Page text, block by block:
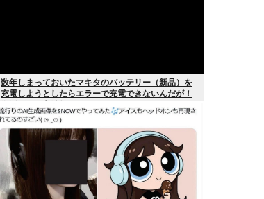
数年しまっておいたマキタのバッテリー（新品）を
充電しようとしたらエラーで充電できないんだが！